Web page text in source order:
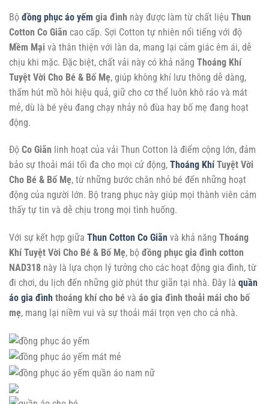
Bộ đồng phục áo yếm gia đình này được làm từ chất liệu Thun
Cotton Co Giãn cao cấp. Sợi Cotton tự nhiên nổi tiếng với độ
Mềm Mại và thân thiện với làn da, mang lại cảm giác êm ái, dễ
chịu khi mặc. Đặc biệt, chất vải này có khả năng Thoáng Khí
Tuyệt Vời Cho Bé & Bố Mẹ, giúp không khí lưu thông dễ dàng,
thấm hút mồ hôi hiệu quả, giữ cho cơ thể luôn khô ráo và mát
mẻ, dù là bé yêu đang chạy nhảy nô đùa hay bố mẹ đang hoạt
động.
Độ Co Giãn linh hoạt của vải Thun Cotton là điểm cộng lớn, đảm
bảo sự thoải mái tối đa cho mọi cử động, Thoáng KhíTuyệt Vời
Cho Bé & Bố Mẹ, từ những bước chân nhỏ bé đến những hoạt
động của người lớn. Bộ trang phục này giúp mọi thành viên cảm
thấy tự tin và dễ chịu trong mọi tình huống.
Với sự kết hợp giữa Thun Cotton Co Giãn và khả năng Thoáng
Khí Tuyệt Vời Cho Bé & Bố Mẹ, bộ đồng phục gia đình cotton
NAD318 này là lựa chọn lý tưởng cho các hoạt động gia đình, từ
đi chơi, du lịch đến những giờ phút thư giãn tại nhà. Đây là quần
áo gia đình thoáng khí cho bé và áo gia đình thoải mái cho bố
mẹ, mang lại niềm vui và sự thoải mái trọn vẹn cho cả nhà.